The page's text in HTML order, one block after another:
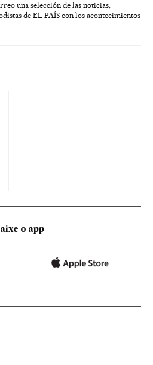
una selección de las noticias,
de EL PAÍS con los acontecimientos
o app